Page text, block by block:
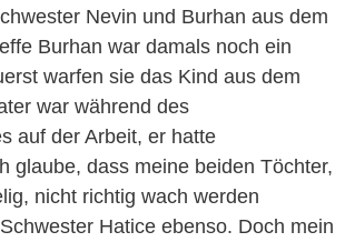
Nevin und Burhan aus dem
Burhan war damals noch ein
warfen sie das Kind aus dem
war während des
auf der Arbeit, er hatte
glaube, dass meine beiden Töchter,
nicht richtig wach werden
Hatice ebenso. Doch mein